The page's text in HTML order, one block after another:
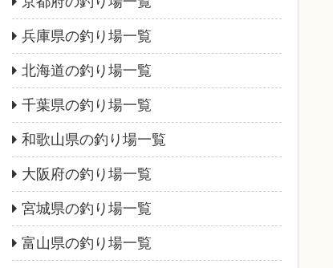
兵庫県の釣り場一覧
北海道の釣り場一覧
千葉県の釣り場一覧
和歌山県の釣り場一覧
大阪府の釣り場一覧
宮城県の釣り場一覧
富山県の釣り場一覧